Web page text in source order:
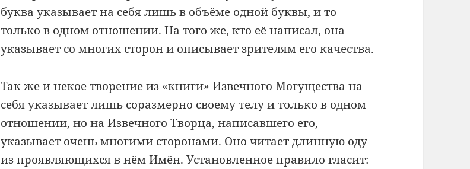
буква указывает на себя лишь в объёме одной буквы, и то
только в одном отношении. На того же, кто её написал, она
указывает со многих сторон и описывает зрителям его качества.
Так же и некое творение из «книги» Извечного Могущества на
себя указывает лишь соразмерно своему телу и только в одном
отношении, но на Извечного Творца, написавшего его,
указывает очень многими сторонами. Оно читает длинную оду
из проявляющихся в нём Имён. Установленное правило гласит: